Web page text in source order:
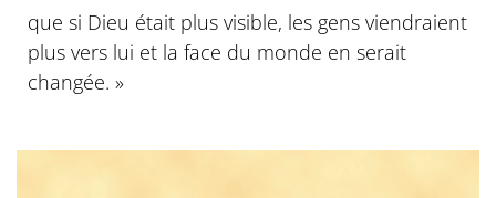
que si Dieu était plus visible, les gens viendraient
plus vers lui et la face du monde en serait
changée. »